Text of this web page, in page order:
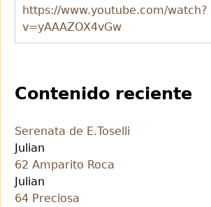
https://www.youtube.com/watch?
v=yAAAZOX4vGw
Contenido reciente
Serenata de E.Toselli
Julian
62 Amparito Roca
Julian
64 Preciosa